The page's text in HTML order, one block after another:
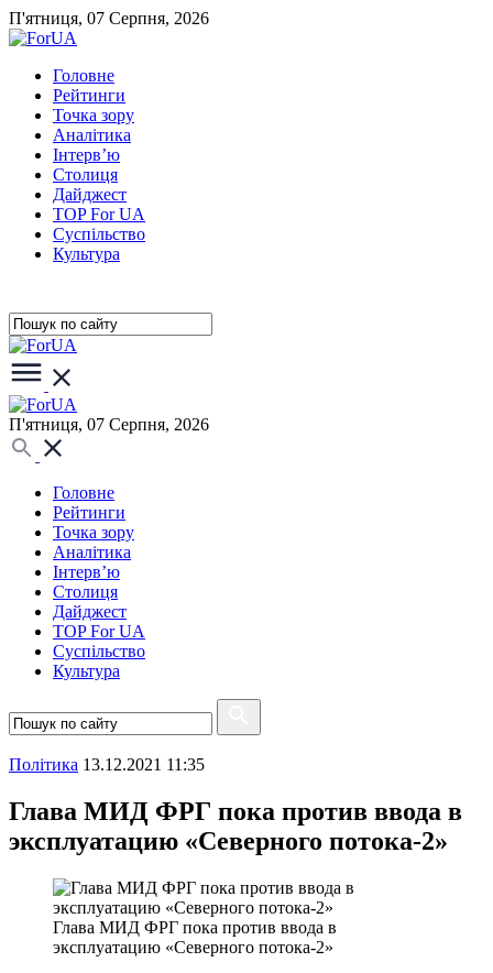
П'ятниця, 07 Серпня, 2026
Головне
Рейтинги
Точка зору
Аналітика
Інтерв’ю
Столиця
Дайджест
TOP For UA
Суспiльство
Культура
П'ятниця, 07 Серпня, 2026
Головне
Рейтинги
Точка зору
Аналітика
Інтерв’ю
Столиця
Дайджест
TOP For UA
Суспiльство
Культура
Полiтика 13.12.2021 11:35
Глава МИД ФРГ пока против ввода в
эксплуатацию «Северного потока-2»
Глава МИД ФРГ пока против ввода в
эксплуатацию «Северного потока-2»